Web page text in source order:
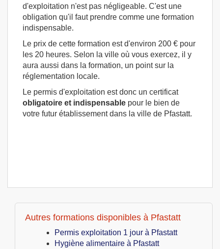
d'exploitation n'est pas négligeable. C'est une
obligation qu'il faut prendre comme une formation
indispensable.
Le prix de cette formation est d'environ 200 € pour
les 20 heures. Selon la ville où vous exercez, il y
aura aussi dans la formation, un point sur la
réglementation locale.
Le permis d'exploitation est donc un certificat
obligatoire et indispensable pour le bien de
votre futur établissement dans la ville de Pfastatt.
Autres formations disponibles à Pfastatt
Permis exploitation 1 jour à Pfastatt
Hygiène alimentaire à Pfastatt